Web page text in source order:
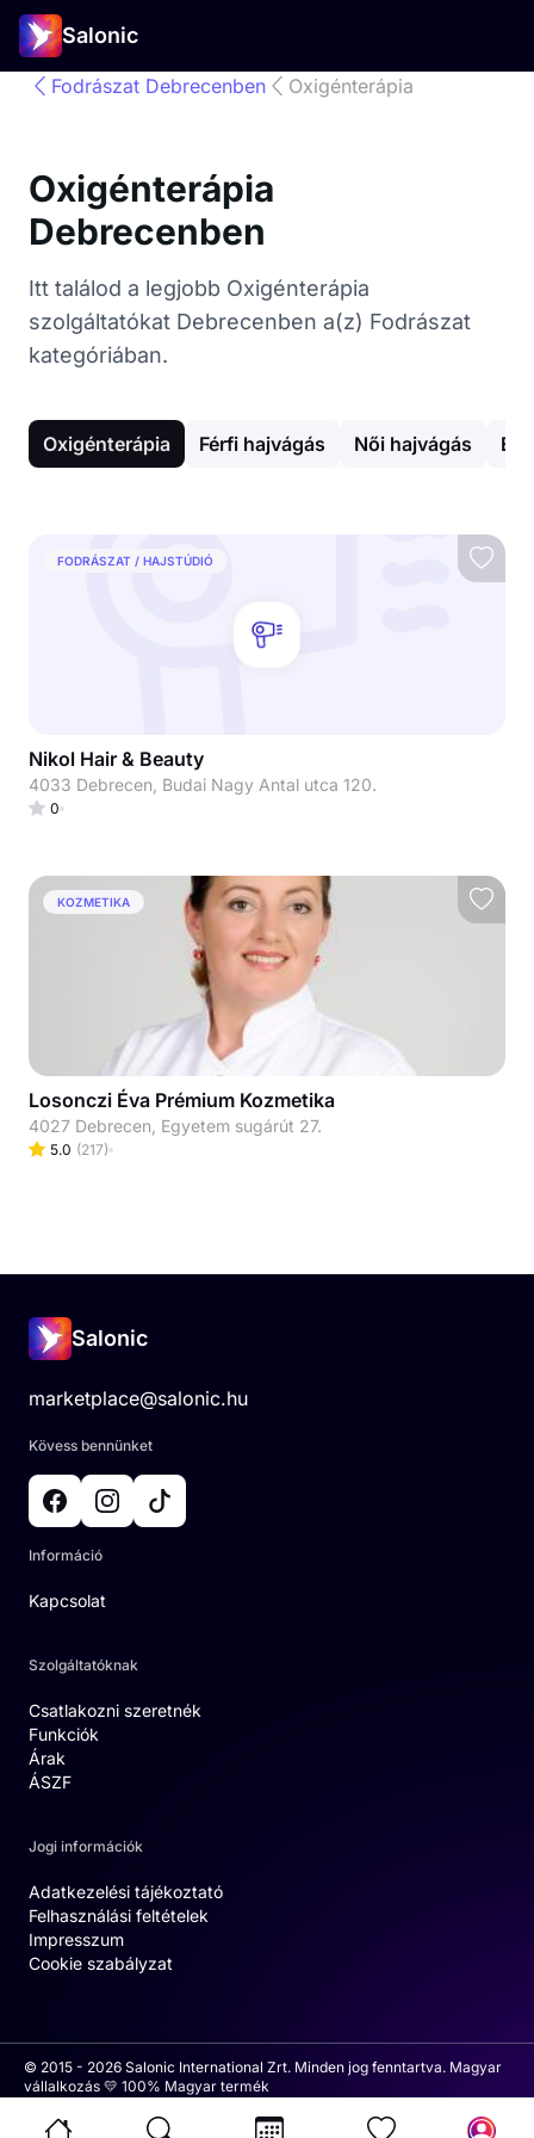
Salonic
Fodrászat Debrecenben Oxigénterápia
Oxigénterápia
Debrecenben
Itt találod a legjobb Oxigénterápia
szolgáltatókat Debrecenben a(z) Fodrászat
kategóriában.
Oxigénterápia Férfi hajvágás Női hajvágás
FODRÁSZAT / HAJSTÚDIÓ
Nikol Hair & Beauty
4033 Debrecen, Budai Nagy Antal utca 120.
0
KOZMETIKA
Losonczi Éva Prémium Kozmetika
4027 Debrecen, Egyetem sugárút 27.
5.0 (217)
Salonic
marketplace@salonic.hu
Kövess bennünket
Információ
Kapcsolat
Szolgáltatóknak
Csatlakozni szeretnék
Funkciók
Árak
ÁSZF
Jogi információk
Adatkezelési tájékoztató
Felhasználási feltételek
Impresszum
Cookie szabályzat
© 2015 - 2026 Salonic International Zrt. Minden jog fenntartva. Magyar
vállalkozás 💛 100% Magyar termék